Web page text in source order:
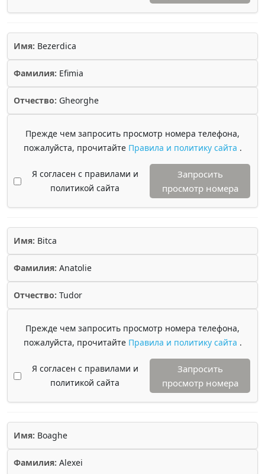
Имя: Bezerdica
Фамилия: Efimia
Отчество: Gheorghe
Прежде чем запросить просмотр номера телефона,
пожалуйста, прочитайте Правила и политику сайта .
Я согласен с правилами и
политикой сайта
Запросить
просмотр номера
Имя: Bitca
Фамилия: Anatolie
Отчество: Tudor
Прежде чем запросить просмотр номера телефона,
пожалуйста, прочитайте Правила и политику сайта .
Я согласен с правилами и
политикой сайта
Запросить
просмотр номера
Имя: Boaghe
Фамилия: Alexei